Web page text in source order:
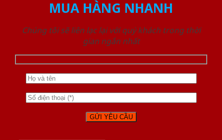
MUA HÀNG NHANH
Chúng tôi sẽ liên lạc lại với quý khách trong thời
gian ngắn nhất